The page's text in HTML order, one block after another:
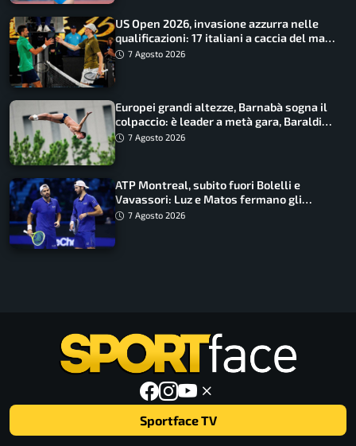
US Open 2026, invasione azzurra nelle
qualificazioni: 17 italiani a caccia del main
draw7 Agosto 2026
Europei grandi altezze, Barnabà sogna il
colpaccio: è leader a metà gara, Baraldi
ancora in corsa
7 Agosto 2026
ATP Montreal, subito fuori Bolelli e
Vavassori: Luz e Matos fermano gli
azzurri
7 Agosto 2026
Sportface TV